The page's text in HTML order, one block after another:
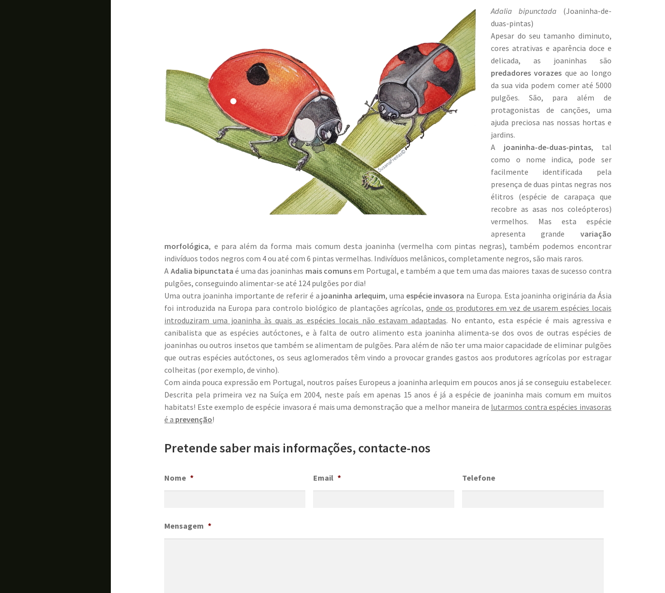
Adalia bipunctada (Joaninha-de-
duas-pintas)
Apesar do seu tamanho diminuto,
cores atrativas e aparência doce e
delicada, as joaninhas são
predadores vorazes que ao longo
da sua vida podem comer até 5000
pulgões. São, para além de
protagonistas de canções, uma
ajuda preciosa nas nossas hortas e
jardins.
A joaninha-de-duas-pintas, tal
como o nome indica, pode ser
facilmente identificada pela
presença de duas pintas negras nos
élitros (espécie de carapaça que
recobre as asas nos coleópteros)
vermelhos. Mas esta espécie
apresenta grande variação
morfológica, e para além da forma mais comum desta joaninha (vermelha com pintas negras), também podemos encontrar
indivíduos todos negros com 4 ou até com 6 pintas vermelhas. Indivíduos melânicos, completamente negros, são mais raros.
A Adalia bipunctata é uma das joaninhas mais comunsem Portugal, e também a que tem uma das maiores taxas de sucesso contra
pulgões, conseguindo alimentar-se até 124 pulgões por dia!
Uma outra joaninha importante de referir é a joaninha arlequim, uma espécie invasora na Europa. Esta joaninha originária da Ásia
foi introduzida na Europa para controlo biológico de plantações agrícolas,onde os produtores em vez de usarem espécies locais
introduziram uma joaninha às quais as espécies locais não estavam adaptadas. No entanto, esta espécie é mais agressiva e
canibalista que as espécies autóctones, e à falta de outro alimento esta joaninha alimenta-se dos ovos de outras espécies de
joaninhas ou outros insetos que também se alimentam de pulgões. Para além de não ter uma maior capacidade de eliminar pulgões
que outras espécies autóctones, os seus aglomerados têm vindo a provocar grandes gastos aos produtores agrícolas por estragar
colheitas (por exemplo, de vinho).
Com ainda pouca expressão em Portugal, noutros países Europeus a joaninha arlequim em poucos anos já se conseguiu estabelecer.
Descrita pela primeira vez na Suíça em 2004, neste país em apenas 15 anos é já a espécie de joaninha mais comum em muitos
habitats! Este exemplo de espécie invasora é mais uma demonstração que a melhor maneira de lutarmos contra espécies invasoras
é a prevenção!
Pretende saber mais informações, contacte-nos
Nome * Email * Telefone
Mensagem *